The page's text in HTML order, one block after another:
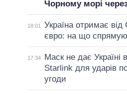
Чорному морі
18:01
Україна отримає від
євро: на що
17:34
Маск не дає Україні
Starlink для ударів
угоди